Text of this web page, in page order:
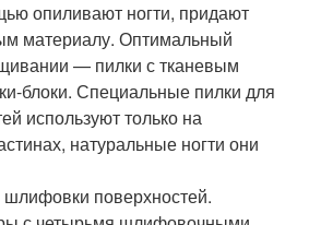
опиливают ногти, придают
материалу. Оптимальный
— пилки с тканевым
блоки. Специальные пилки для
используют только на
натуральные ногти они
поверхностей.